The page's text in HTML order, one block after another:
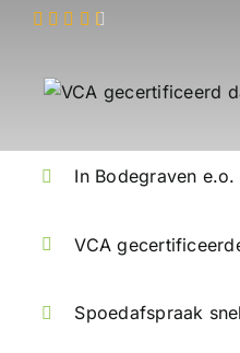
In Bodegraven e.o.
VCA
Spoedafspraak